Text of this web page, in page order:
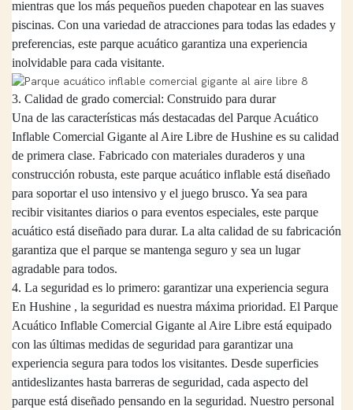
mientras que los más pequeños pueden chapotear en las suaves
piscinas. Con una variedad de atracciones para todas las edades y
preferencias, este parque acuático garantiza una experiencia
inolvidable para cada visitante.
3. Calidad de grado comercial: Construido para durar
Una de las características más destacadas del Parque Acuático
Inflable Comercial Gigante al Aire Libre de Hushine es su calidad
de primera clase. Fabricado con materiales duraderos y una
construcción robusta, este parque acuático inflable está diseñado
para soportar el uso intensivo y el juego brusco. Ya sea para
recibir visitantes diarios o para eventos especiales, este parque
acuático está diseñado para durar. La alta calidad de su fabricación
garantiza que el parque se mantenga seguro y sea un lugar
agradable para todos.
4. La seguridad es lo primero: garantizar una experiencia segura
En Hushine , la seguridad es nuestra máxima prioridad. El Parque
Acuático Inflable Comercial Gigante al Aire Libre está equipado
con las últimas medidas de seguridad para garantizar una
experiencia segura para todos los visitantes. Desde superficies
antideslizantes hasta barreras de seguridad, cada aspecto del
parque está diseñado pensando en la seguridad. Nuestro personal